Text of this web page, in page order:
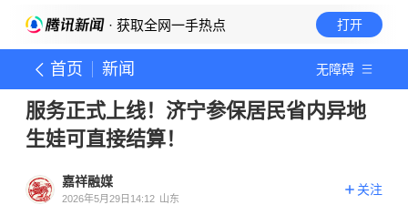
· 获取全网一手热点 打开
首页 新闻 无障碍
服务正式上线！济宁参保居民省内异地
生娃可直接结算！
嘉祥融媒
2026年5月29日14:12 山东
关注